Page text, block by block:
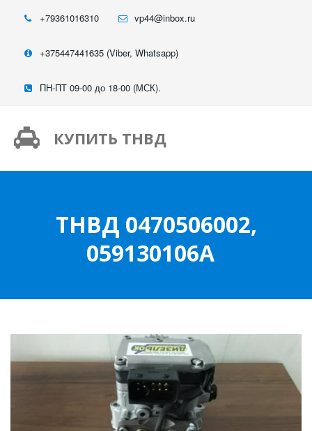
+79361016310 vp44@inbox.ru
+375447441635 (Viber, Whatsapp)
ПН-ПТ 09-00 до 18-00 (МСК).
КУПИТЬ ТНВД
ТНВД 0470506002,
059130106A